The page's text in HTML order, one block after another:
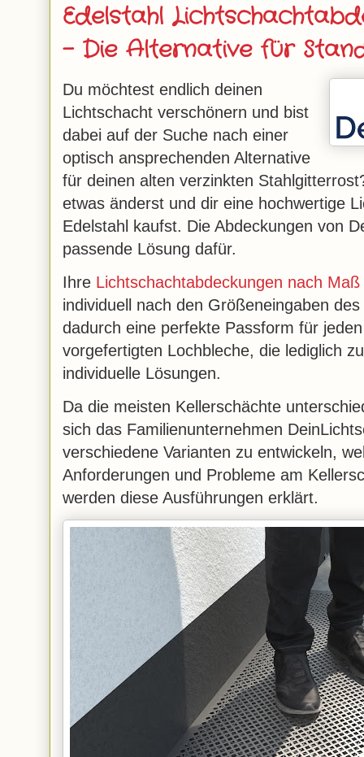
Edelstahl
– Die Alternative für
Du möchtest endlich deinen
Lichtschacht verschönern und bist
dabei auf der Suche nach einer
optisch ansprechenden Alternative
für deinen alten verzinkten
etwas änderst und dir eine hochwertige
Edelstahl kaufst. Die Abdeckungen von
passende Lösung dafür.
Ihre Lichtschachtabdeckungen nach Maß
individuell nach den Größeneingaben
dadurch eine perfekte Passform für
vorgefertigten Lochbleche, die lediglich
individuelle Lösungen.
Da die meisten Kellerschächte
sich das Familienunternehmen
verschiedene Varianten zu entwickeln,
Anforderungen und Probleme am
werden diese Ausführungen erklärt.